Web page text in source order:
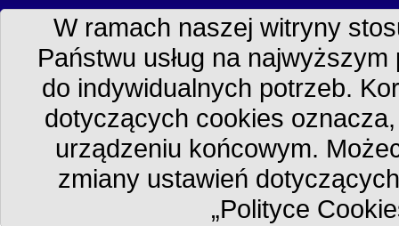
W ramach naszej witryny
Państwu usług na
do indywidualnych potrzeb.
dotyczących cookies
urządzeniu końcowym.
zmiany ustawień
„Polityce